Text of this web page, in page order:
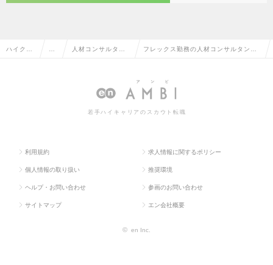
ハイクラ 人材コンサルタン フレックス勤務の人材コンサルタン
報一覧
若手ハイキャリアのスカウト転職
利用規約 求人情報に関するポリシー
個人情報の取り扱い 推奨環境
ヘルプ・お問い合わせ 参画のお問い合わせ
サイトマップ エン会社概要
© en Inc.